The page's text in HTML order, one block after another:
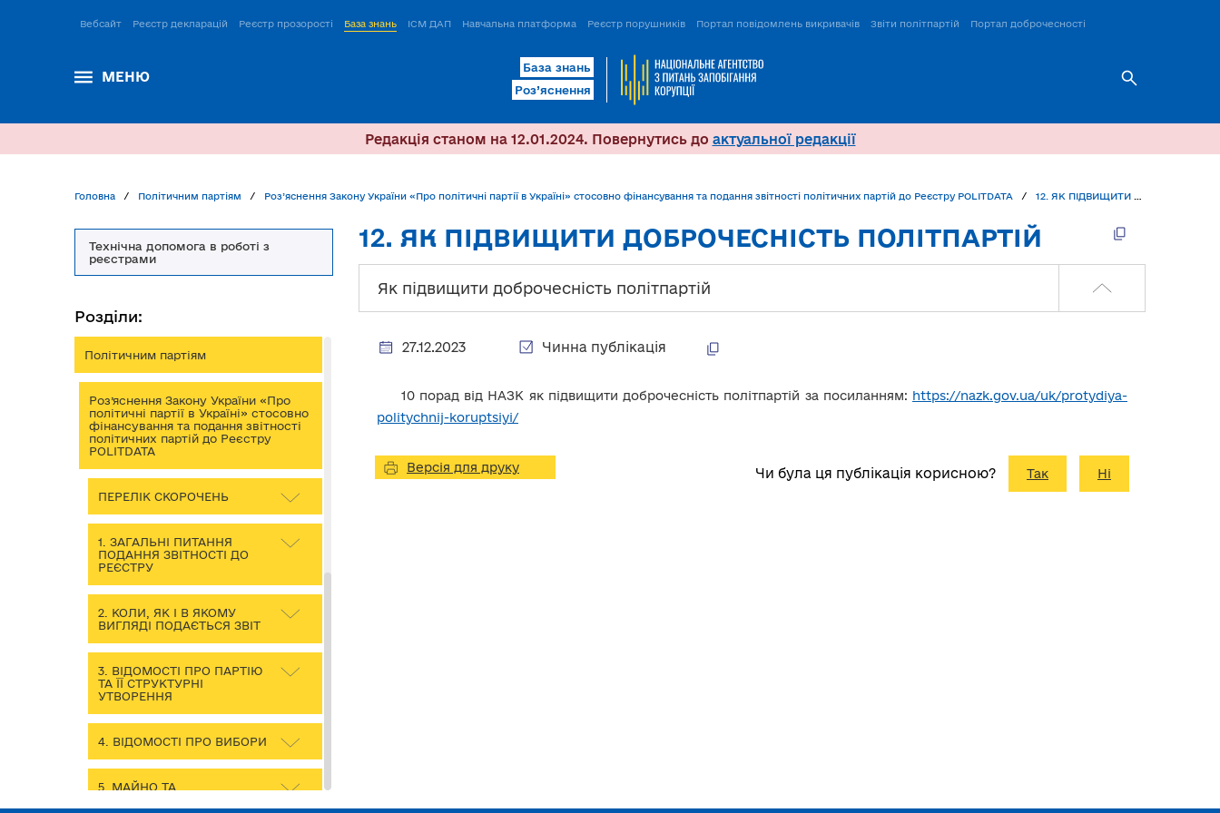
Вебсайт Реєстр декларацій Реєстр прозорості База знань ІСМ ДАП Навчальна платформа Реєстр порушників Портал повідомлень викривачів Звіти політпартій Портал доброчесності
МЕНЮ
База знань
Роз’яснення
Редакція станом на 12.01.2024. Повернутись до актуальної редакції
Головна Політичним партіям Роз’яснення Закону України «Про політичні партії в Україні» стосовно фінансування та подання звітності політичних партій до Реєстру POLITDATA
Технічна допомога в роботі з
реєстрами
Розділи:
Політичним партіям
Роз’яснення Закону України «Про
політичні партії в Україні» стосовно
фінансування та подання звітності
політичних партій до Реєстру
POLITDATA
ПЕРЕЛІК СКОРОЧЕНЬ
1. ЗАГАЛЬНІ ПИТАННЯ
ПОДАННЯ ЗВІТНОСТІ ДО
РЕЄСТРУ
2. КОЛИ, ЯК І В ЯКОМУ
ВИГЛЯДІ ПОДАЄТЬСЯ ЗВІТ
3. ВІДОМОСТІ ПРО ПАРТІЮ
ТА ЇЇ СТРУКТУРНІ
УТВОРЕННЯ
4. ВІДОМОСТІ ПРО ВИБОРИ
5. МАЙНО ТА
12. ЯК ПІДВИЩИТИ ДОБРОЧЕСНІСТЬ ПОЛІТПАРТІЙ
Як підвищити доброчесність політпартій
27.12.2023 Чинна публікація
10 порад від НАЗК як підвищити доброчесність політпартій за посиланням: https://nazk.gov.ua/uk/protydiya-
politychnij-koruptsiyi/
Версія для друку Чи була ця публікація корисною? Так Ні